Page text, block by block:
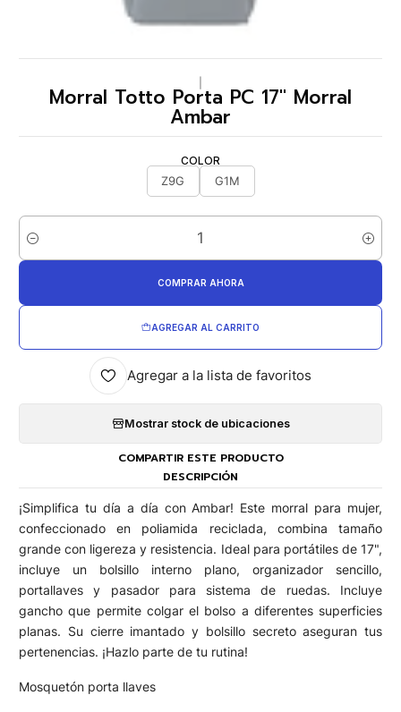
Morral Totto Porta PC 17" Morral
Ambar
COLOR
Z9G
G1M
Cantidad
AGREGAR AL CARRITO
COMPRAR AHORA
Agregar a la lista de favoritos
Mostrar stock de ubicaciones
COMPARTIR ESTE PRODUCTO
DESCRIPCIÓN
¡Simplifica tu día a día con Ambar! Este morral para mujer,
confeccionado en poliamida reciclada, combina tamaño
grande con ligereza y resistencia. Ideal para portátiles de 17",
incluye un bolsillo interno plano, organizador sencillo,
portallaves y pasador para sistema de ruedas. Incluye
gancho que permite colgar el bolso a diferentes superficies
planas. Su cierre imantado y bolsillo secreto aseguran tus
pertenencias. ¡Hazlo parte de tu rutina!
Mosquetón porta llaves